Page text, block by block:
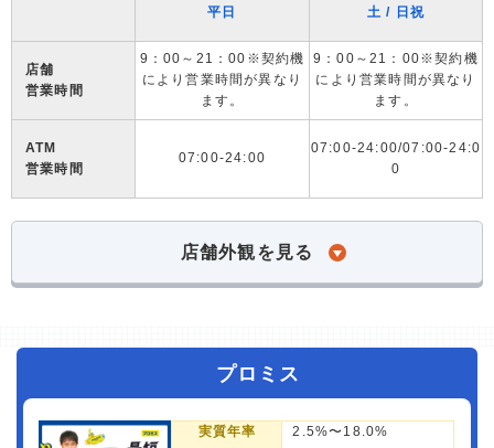
平日 土 / 日祝
店舗
営業時間
9：00～21：00※契約機
により営業時間が異なり
ます。
9：00～21：00※契約機
により営業時間が異なり
ます。
ATM
営業時間
07:00-24:00
07:00-24:00/07:00-24:0
0
店舗外観を見る
プロミス
実質年率 2.5%〜18.0%